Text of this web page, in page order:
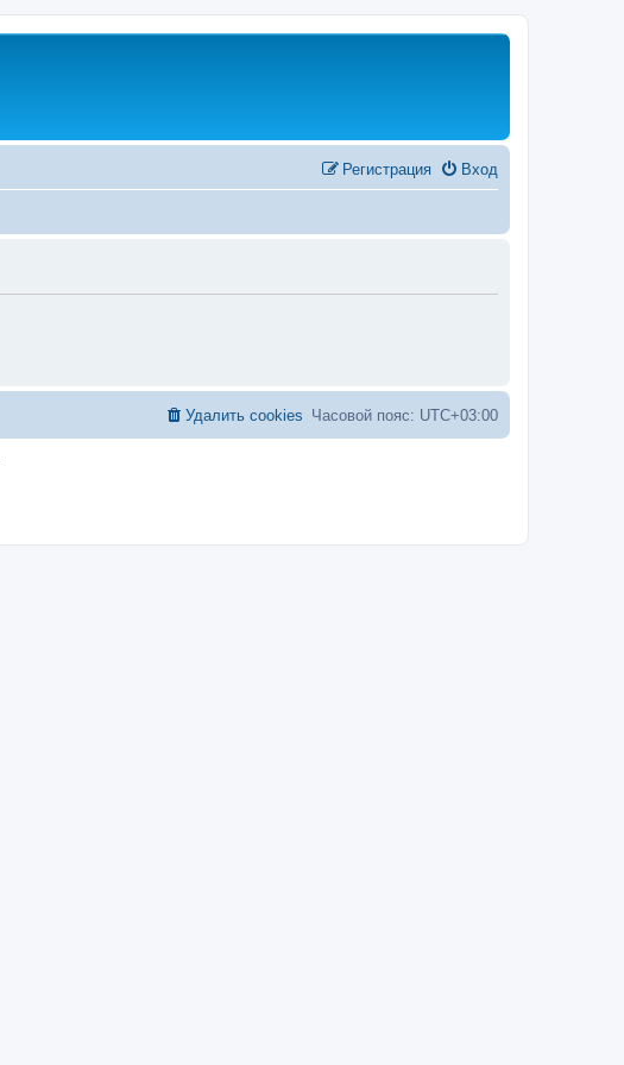
Вход
Регистрация
Часовой пояс: UTC+03:00
Удалить cookies